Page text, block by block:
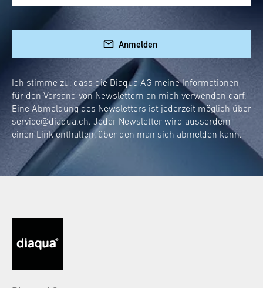
Anmelden
Ich stimme zu, dass die Diaqua AG meine Informationen
für den Versand von Newslettern an mich verwenden darf.
Eine Abmeldung des Newsletters ist jederzeit möglich über
service@diaqua.ch. Jeder Newsletter wird ausserdem
einen Link enthalten, über den man sich abmelden kann.